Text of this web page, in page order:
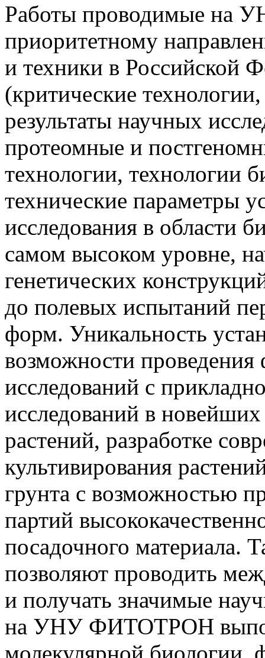
Работы проводимые на
приоритетному
и техники в
(критические
результаты научных
протеомные и
технологии, технологии
технические параметры
исследования в области
самом высоком уровне,
генетических
до полевых испытаний
форм. Уникальность
возможности
исследований с
исследований в
растений, разработке
культивирования
грунта с возможностью
партий
посадочного материала.
позволяют проводить
и получать значимые
на УНУ ФИТОТРОН
молекулярной биологии,